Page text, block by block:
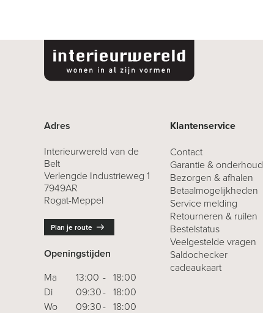
Adres
Interieurwereld van de
Belt
Verlengde Industrieweg 1
7949AR
Rogat-Meppel
Plan je route
Openingstijden
Ma
Di
Wo
13:00 - 18:00
09:30- 18:00
09:30- 18:00
Klantenservice
Contact
Garantie & onderhoud
Bezorgen & afhalen
Betaalmogelijkheden
Service melding
Retourneren & ruilen
Bestelstatus
Veelgestelde vragen
Saldochecker
cadeaukaart